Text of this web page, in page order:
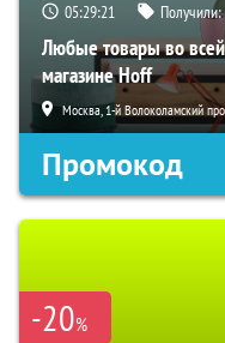
05:29:20 Получили:
Любые товары во
магазине Hoff
Москва, 1-й Волоколамский
Промокод
-20%